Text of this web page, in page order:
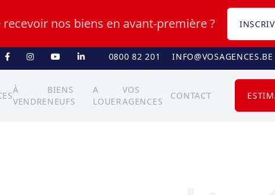
recevoir nos biens en avant-première ?
0800 82 201 INFO@VOSAGENCES.BE
À
VENDRE
BIENS
NEUFS
A
LOUER
VOS
AGENCES
CONTACT